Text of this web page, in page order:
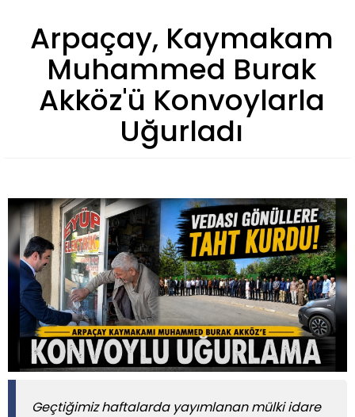
Arpaçay, Kaymakam
Muhammed Burak
Akköz'ü Konvoylarla
Uğurladı
Geçtiğimiz haftalarda yayımlanan mülki idare